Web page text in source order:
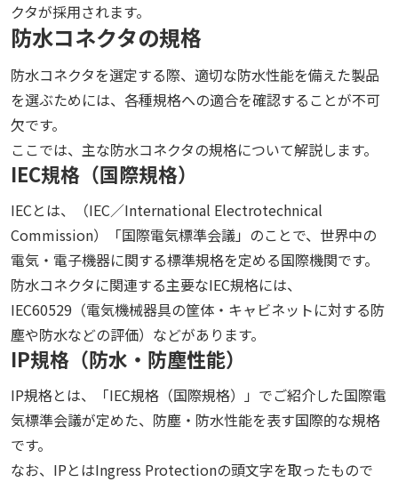
クタが採用されます。
防水コネクタの規格
防水コネクタを選定する際、適切な防水性能を備えた製品
を選ぶためには、各種規格への適合を確認することが不可
欠です。
ここでは、主な防水コネクタの規格について解説します。
IEC規格（国際規格）
IECとは、（IEC／International Electrotechnical
Commission）「国際電気標準会議」のことで、世界中の
電気・電子機器に関する標準規格を定める国際機関です。
防水コネクタに関連する主要なIEC規格には、
IEC60529（電気機械器具の筐体・キャビネットに対する防
塵や防水などの評価）などがあります。
IP規格（防水・防塵性能）
IP規格とは、「IEC規格（国際規格）」でご紹介した国際電
気標準会議が定めた、防塵・防水性能を表す国際的な規格
です。
なお、IPとはIngress Protectionの頭文字を取ったもので